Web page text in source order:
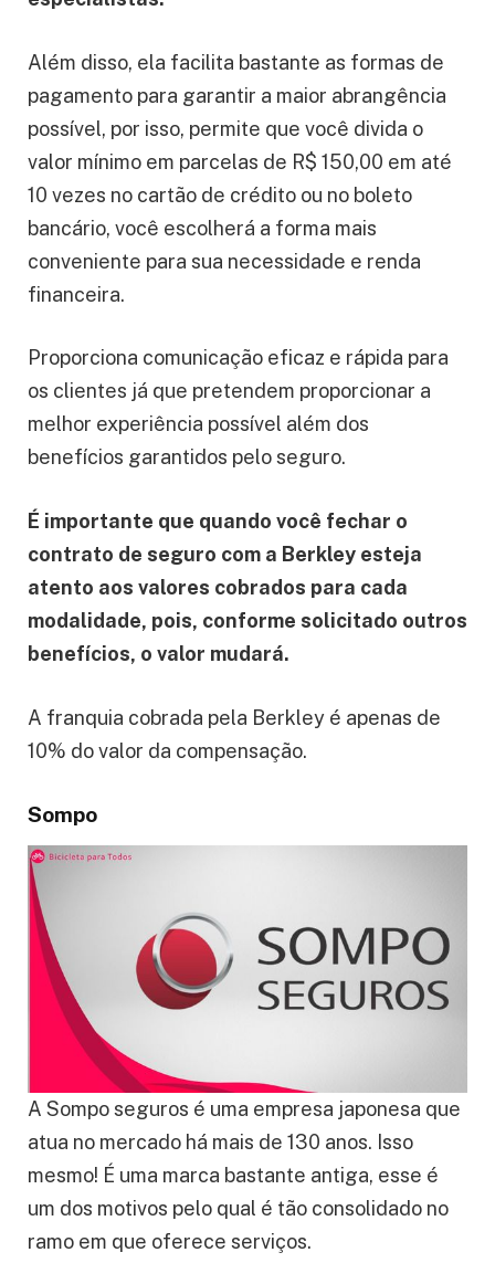
Além disso, ela facilita bastante as formas de
pagamento para garantir a maior abrangência
possível, por isso, permite que você divida o
valor mínimo em parcelas de R$ 150,00 em até
10 vezes no cartão de crédito ou no boleto
bancário, você escolherá a forma mais
conveniente para sua necessidade e renda
financeira.
Proporciona comunicação eficaz e rápida para
os clientes já que pretendem proporcionar a
melhor experiência possível além dos
benefícios garantidos pelo seguro.
É importante que quando você fechar o
contrato de seguro com a Berkley esteja
atento aos valores cobrados para cada
modalidade, pois, conforme solicitado outros
benefícios, o valor mudará.
A franquia cobrada pela Berkley é apenas de
10% do valor da compensação.
Sompo
A Sompo seguros é uma empresa japonesa que
atua no mercado há mais de 130 anos. Isso
mesmo! É uma marca bastante antiga, esse é
um dos motivos pelo qual é tão consolidado no
ramo em que oferece serviços.